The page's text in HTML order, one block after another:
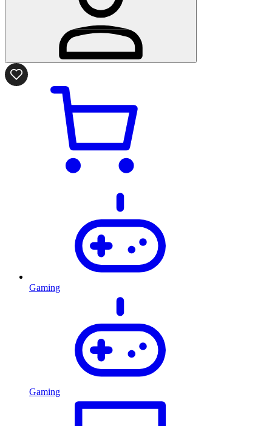
Gaming
Gaming